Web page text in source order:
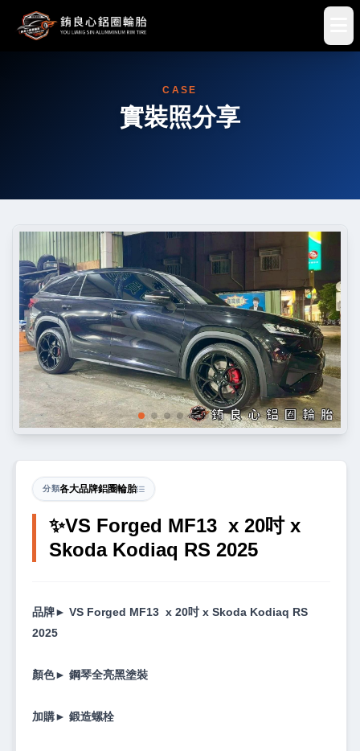
CASE
實裝照分享
分類各大品牌鋁圈輪胎
✨VS Forged MF13 x 20吋 x
Skoda Kodiaq RS 2025
品牌► VS Forged MF13 x 20吋 x Skoda Kodiaq RS
2025
顏色► 鋼琴全亮黑塗裝
加購► 鍛造螺栓